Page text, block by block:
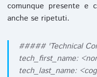
comunque presente e
anche se ripetuti.
##### 'Technical
tech_first_name:
tech_last_name: